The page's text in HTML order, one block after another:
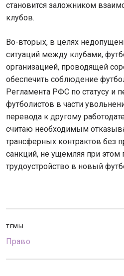
становится заложником
клубов.
Во-вторых, в целях
ситуаций между клубами,
организацией, проводящей
обеспечить соблюдение
Регламента РФС по статусу и
футболистов в части
перевода к другому
считаю необходимым
трансферных контрактов без
санкций, не ущемляя при этом
трудоустройство в новый
ТЕМЫ
Право